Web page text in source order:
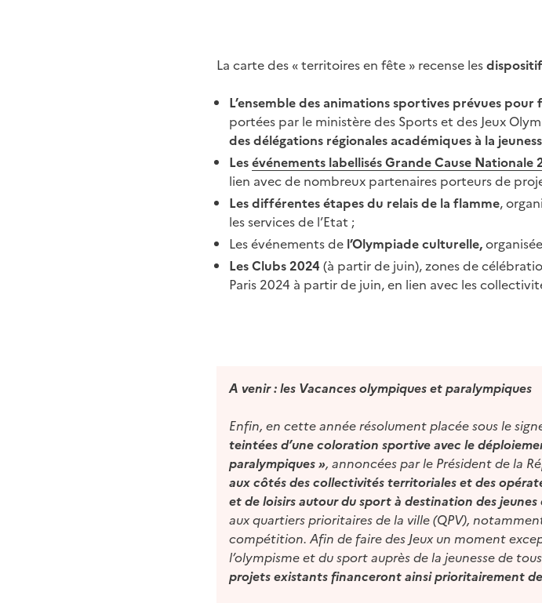
La carte des « territoires en fête » recense les
L’ensemble des animations sportives prévues
portées par le ministère des Sports et des Jeux
des délégations régionales académiques à la
Lesévénements labellisés Grande Cause Nationale
lien avec de nombreux partenaires porteurs de
Les différentes étapes du relais de la flamme,
les services de l’Etat ;
Les événements de l’Olympiade culturelle,
Les Clubs 2024 (à partir de juin), zones de
Paris 2024 à partir de juin, en lien avec les
A venir : les Vacances olympiques et paralympiques
Enfin, en cette année résolument placée sous le
teintées d’une coloration sportive avec le
paralympiques », annoncées par le Président de la
aux côtés des collectivités territoriales et des
et de loisirs autour du sport à destination des jeunes
aux quartiers prioritaires de la ville (QPV),
compétition. Afin de faire des Jeux un moment
l’olympisme et du sport auprès de la jeunesse de
projets existants financeront ainsi prioritairement